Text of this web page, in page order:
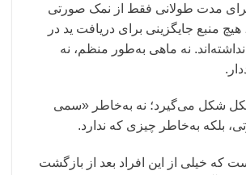
برای مدت طولانی فقط از نمک صورتی
هیچ منبع جایگزینی برای دریافت ید در
نه ماهی به‌طور منظم، نه
شکل می‌گیرد؛ نه به‌خاطر «سمی
بلکه به‌خاطر چیزی که ندارد.
که خیلی از این افراد بعد از بازگشت